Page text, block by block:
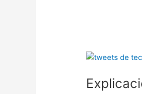
Explicación
de